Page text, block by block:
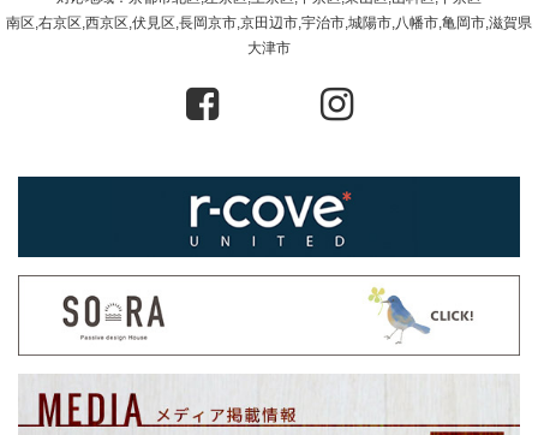
南区,右京区,西京区,伏見区,長岡京市,京田辺市,宇治市,城陽市,八幡市,亀岡市,滋賀県
大津市